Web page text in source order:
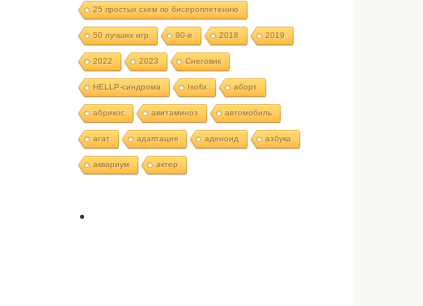
25 простых схем по бисероплетению
50 лучших игр 90-е 2018 2019
2022 2023 Cнеговик
HELLP-синдрома Isofix аборт
абрикос авитаминоз автомобиль
агат адаптация аденоид азбука
аквариум актер